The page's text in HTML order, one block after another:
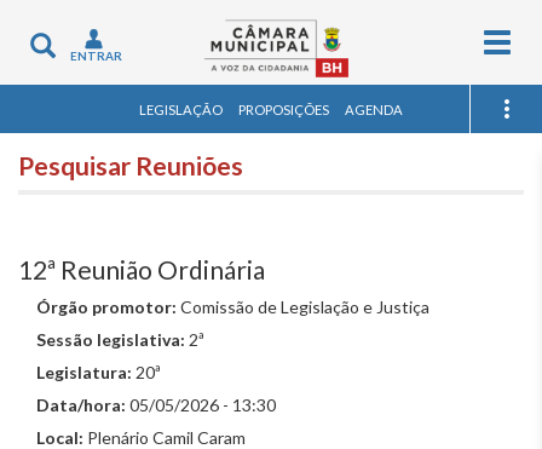
Toggle
navigation
ENTRAR
LEGISLAÇÃO PROPOSIÇÕES AGENDA
Pesquisar Reuniões
12ª Reunião Ordinária
Órgão promotor: Comissão de Legislação e Justiça
Sessão legislativa: 2ª
Legislatura: 20ª
Data/hora: 05/05/2026 - 13:30
Local: Plenário Camil Caram